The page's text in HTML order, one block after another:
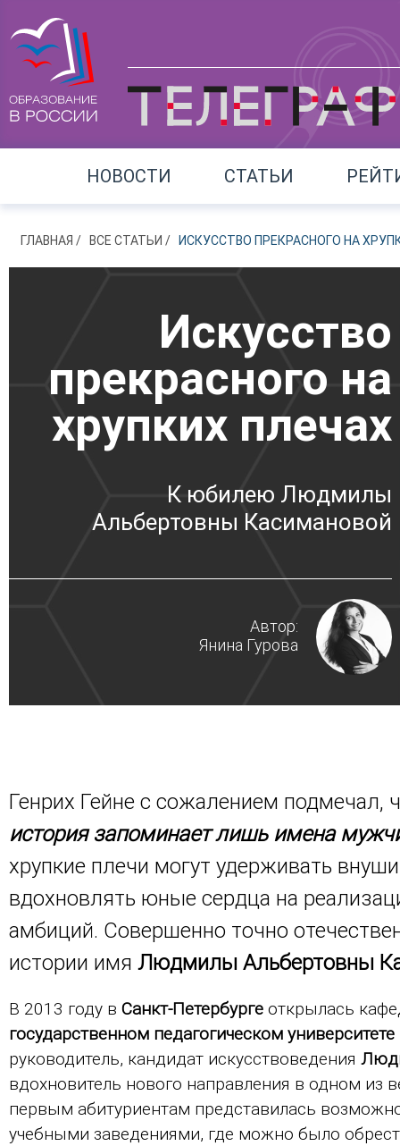
НОВОСТИ СТАТЬИ
ГЛАВНАЯ ВСЕ СТАТЬИ ИСКУССТВО ПРЕКРАСНОГО НА
Искусство
прекрасного на
хрупких плечах
К юбилею Людмилы
Альбертовны Касимановой
Автор:
Янина Гурова
Генрих Гейне с сожалением подмечал,
история запоминает лишь имена
хрупкие плечи могут удерживать
вдохновлять юные сердца на
амбиций. Совершенно точно
истории имя Людмилы Альбертовны
В 2013 году в Санкт-Петербурге открылась
государственном педагогическом
руководитель, кандидат искусствоведения
вдохновитель нового направления в одном из
первым абитуриентам представилась
учебными заведениями, где можно было